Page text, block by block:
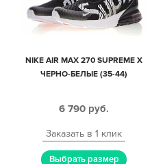
NIKE AIR MAX 270 SUPREME X
ЧЕРНО-БЕЛЫЕ (35-44)
6 790 руб.
Заказать в 1 клик
Выбрать размер